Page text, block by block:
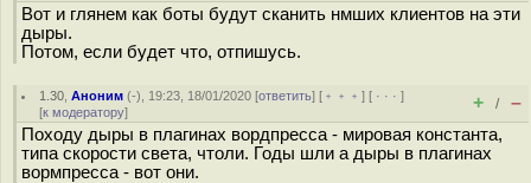
Вот и глянем как боты будут сканить нмших клиентов на эти
дыры.
Потом, если будет что, отпишусь.
1.30 ,Аноним (-), 19:23, 18/01/2020 [ответить] [ ﹢﹢﹢] [ · · ·]
[к модератору] + / –
Походу дыры в плагинах вордпресса - мировая константа,
типа скорости света, чтоли. Годы шли а дыры в плагинах
вормпресса - вот они.